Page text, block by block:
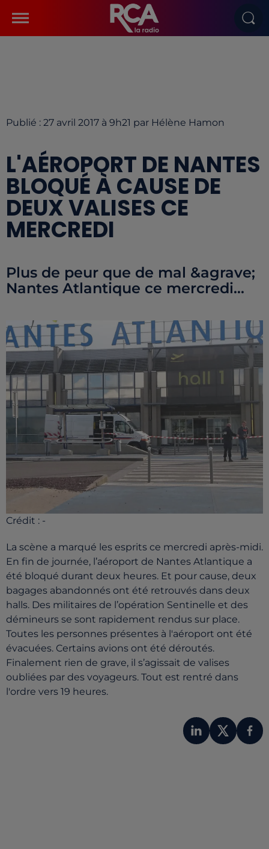
Publié : 27 avril 2017 à 9h21 par Hélène Hamon
L'AÉROPORT DE NANTES
BLOQUÉ À CAUSE DE
DEUX VALISES CE
MERCREDI
Plus de peur que de mal &agrave;
Nantes Atlantique ce mercredi...
Crédit : -
La scène a marqué les esprits ce mercredi après-midi.
En fin de journée, l’aéroport de Nantes Atlantique a
été bloqué durant deux heures. Et pour cause, deux
bagages abandonnés ont été retrouvés dans deux
halls. Des militaires de l’opération Sentinelle et des
démineurs se sont rapidement rendus sur place.
Toutes les personnes présentes à l'aéroport ont été
évacuées. Certains avions ont été déroutés.
Finalement rien de grave, il s’agissait de valises
oubliées par des voyageurs. Tout est rentré dans
l'ordre vers 19 heures.